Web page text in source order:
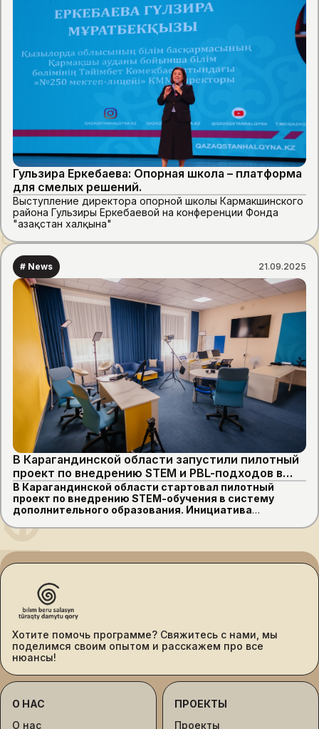
Гульзира Еркебаева: Опорная школа – платформа
для смелых решений.
Выступление директора опорной школы Кармакшинского
района Гульзиры Еркебаевой на конференции Фонда
"Қазақстан халқына"
# News 21.09.2025
В Карагандинской области запустили пилотный
проект по внедрению STEM и PBL-подходов в
образование
В Карагандинской области стартовал пилотный
проект по внедрению STEM-обучения в систему
дополнительного образования. Инициатива
в современные центры развития детей, где
программирование, искусственный интеллект и
даже создавать собственные медиаформаты.
Хотите помочь программе? Свяжитесь с нами, мы
поделимся своим опытом и расскажем про все
нюансы!
О НАС
О нас
ПРОЕКТЫ
Проекты